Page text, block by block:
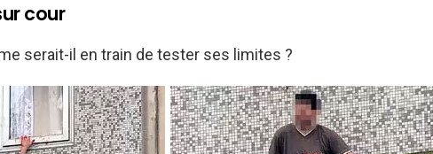
cour
serait-il en train de tester ses limites ?